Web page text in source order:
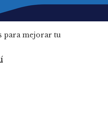
para mejorar tu